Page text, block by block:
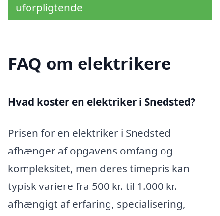
uforpligtende
FAQ om elektrikere
Hvad koster en elektriker i Snedsted?
Prisen for en elektriker i Snedsted
afhænger af opgavens omfang og
kompleksitet, men deres timepris kan
typisk variere fra 500 kr. til 1.000 kr.
afhængigt af erfaring, specialisering,